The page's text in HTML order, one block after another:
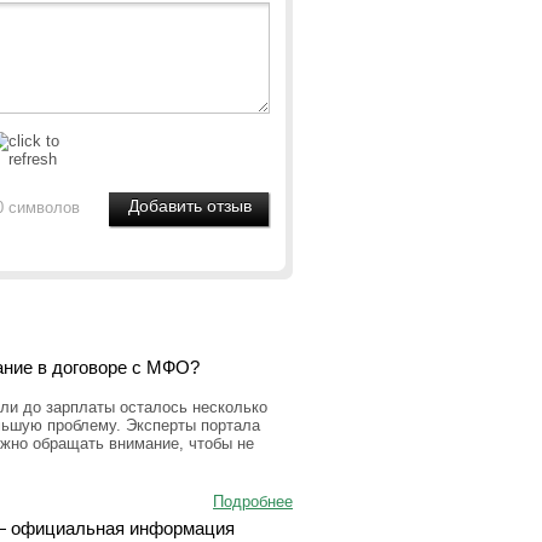
символов
в договоре с МФО?
до зарплаты осталось несколько
проблему. Эксперты портала
обращать внимание, чтобы не
Подробнее
официальная информация